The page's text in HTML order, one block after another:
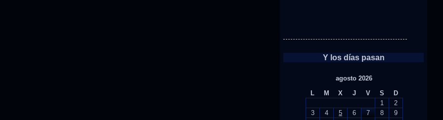
Y los días pasan
agosto 2026
L
M X J V S
D
1
2
3
4 5 6 7 8
9